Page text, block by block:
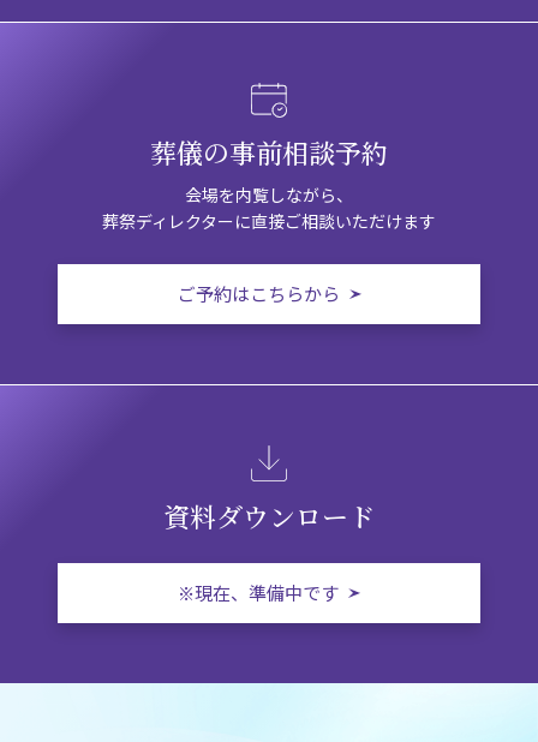
葬儀の事前相談予約
会場を内覧しながら、
葬祭ディレクターに直接ご相談いただけます
ご予約はこちらから
資料ダウンロード
※現在、準備中です